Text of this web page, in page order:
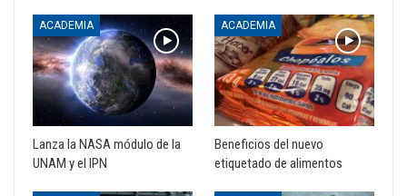
ACADEMIA
Lanza la NASA módulo de la
UNAM y el IPN
ACADEMIA
Beneficios del nuevo
etiquetado de alimentos